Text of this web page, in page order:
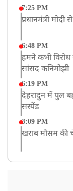
7:25 PM
प्रधानमंत्री
6:48 PM
हमने कभी विरोध
सांसद कनिमोझी
6:19 PM
देहरादुन में पुल
सस्पेंड
3:09 PM
खराब मौसम की
JPSC-JSSC